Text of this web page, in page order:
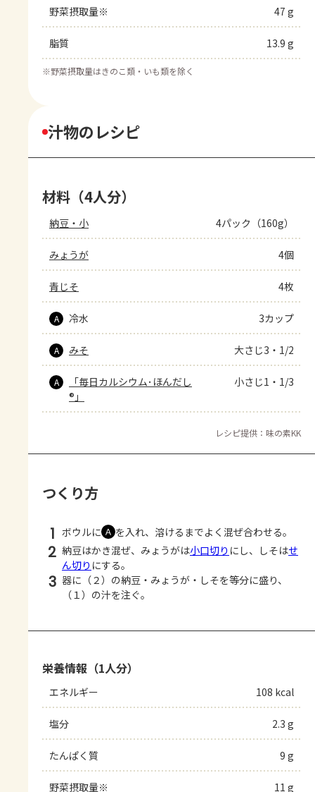
野菜摂取量※ 47 g
脂質 13.9 g
※野菜摂取量はきのこ類・いも類を除く
汁物のレシピ
材料（4人分）
納豆・小 4パック（160g）
みょうが 4個
青じそ 4枚
A 冷水 3カップ
A みそ 大さじ3・1/2
A
「毎日カルシウム･ほんだし
®」
小さじ1・1/3
レシピ提供：味の素KK
つくり方
1 ボウルに Ａ を入れ、溶けるまでよく混ぜ合わせる。
2 納豆はかき混ぜ、みょうがは小口切り にし、しそはせ
ん切り にする。
3 器に（２）の納豆・みょうが・しそを等分に盛り、
（１）の汁を注ぐ。
栄養情報（1人分）
エネルギー 108 kcal
塩分 2.3 g
たんぱく質 9 g
野菜摂取量※ 11 g